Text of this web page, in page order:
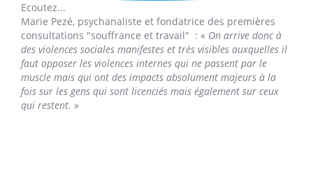
Ecoutez...
Marie Pezé, psychanaliste et fondatrice des premières
consultations "souffrance et travail" : « On arrive donc à
des violences sociales manifestes et très visibles auxquelles il
faut opposer les violences internes qui ne passent par le
muscle mais qui ont des impacts absolument majeurs à la
fois sur les gens qui sont licenciés mais également sur ceux
qui restent. »